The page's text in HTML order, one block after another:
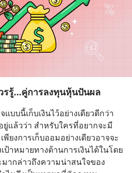
รู้…คู่การลงทุนหุ้นปันผล
บบนี้เก็บเงินไว้อย่างเดียวดีกว่า
ยู่แล้วว่า สำหรับใครที่อยากจะมี
ยงการเก็บออมอย่างเดียวอาจจะ
ป้าหมายทางด้านการเงินได้ในโดย
มากล่าวถึงความน่าสนใจของ